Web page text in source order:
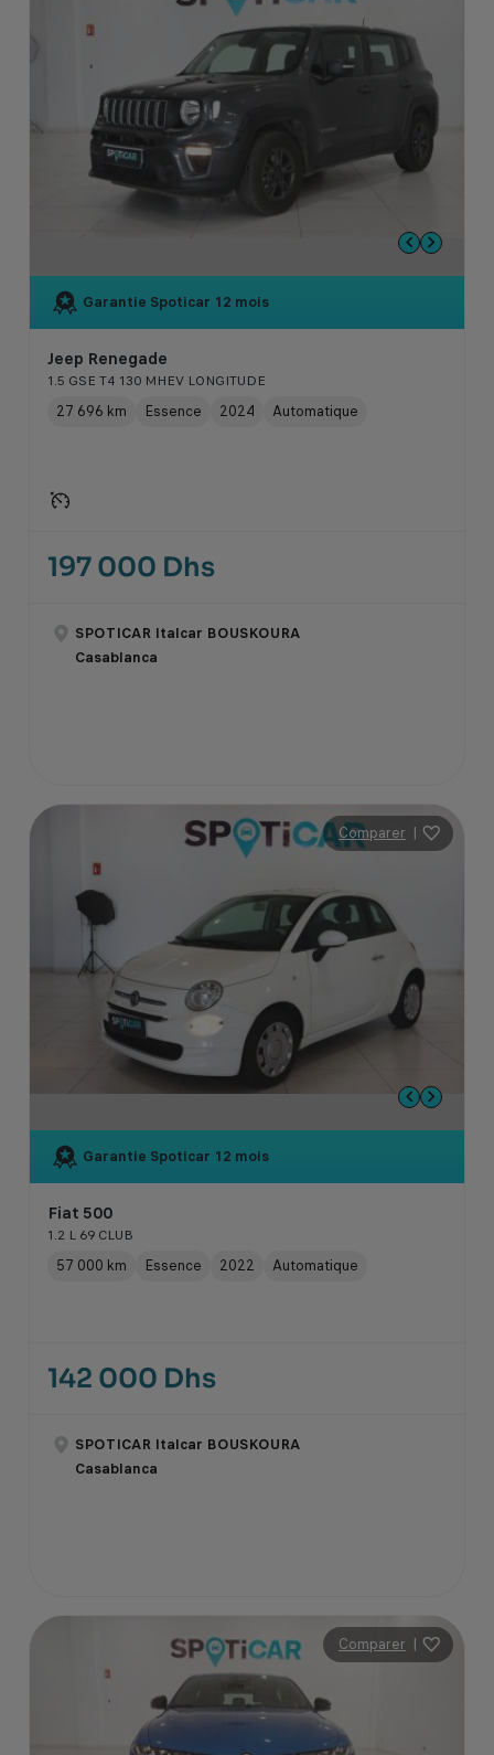
Garantie Spoticar 12 mois
Jeep Renegade
1.5 GSE T4 130 MHEV LONGITUDE
27 696 km Essence 2024 Automatique
197 000 Dhs
SPOTICAR Italcar BOUSKOURA
Casablanca
Comparer |
Garantie Spoticar 12 mois
Fiat 500
1.2 L 69 CLUB
57 000 km Essence 2022 Automatique
142 000 Dhs
SPOTICAR Italcar BOUSKOURA
Casablanca
Comparer |